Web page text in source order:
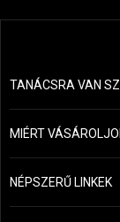
TANÁCSRA VAN
MIÉRT
Áru
NÉPSZERŰ LINKEK